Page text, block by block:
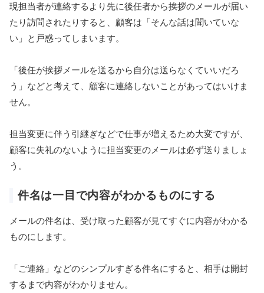
現担当者が連絡するより先に後任者から挨拶のメールが届い
たり訪問されたりすると、顧客は「そんな話は聞いていな
い」と戸惑ってしまいます。
「後任が挨拶メールを送るから自分は送らなくていいだろ
う」などと考えて、顧客に連絡しないことがあってはいけま
せん。
担当変更に伴う引継ぎなどで仕事が増えるため大変ですが、
顧客に失礼のないように担当変更のメールは必ず送りましょ
う。
件名は一目で内容がわかるものにする
メールの件名は、受け取った顧客が見てすぐに内容がわかる
ものにします。
「ご連絡」などのシンプルすぎる件名にすると、相手は開封
するまで内容がわかりません。